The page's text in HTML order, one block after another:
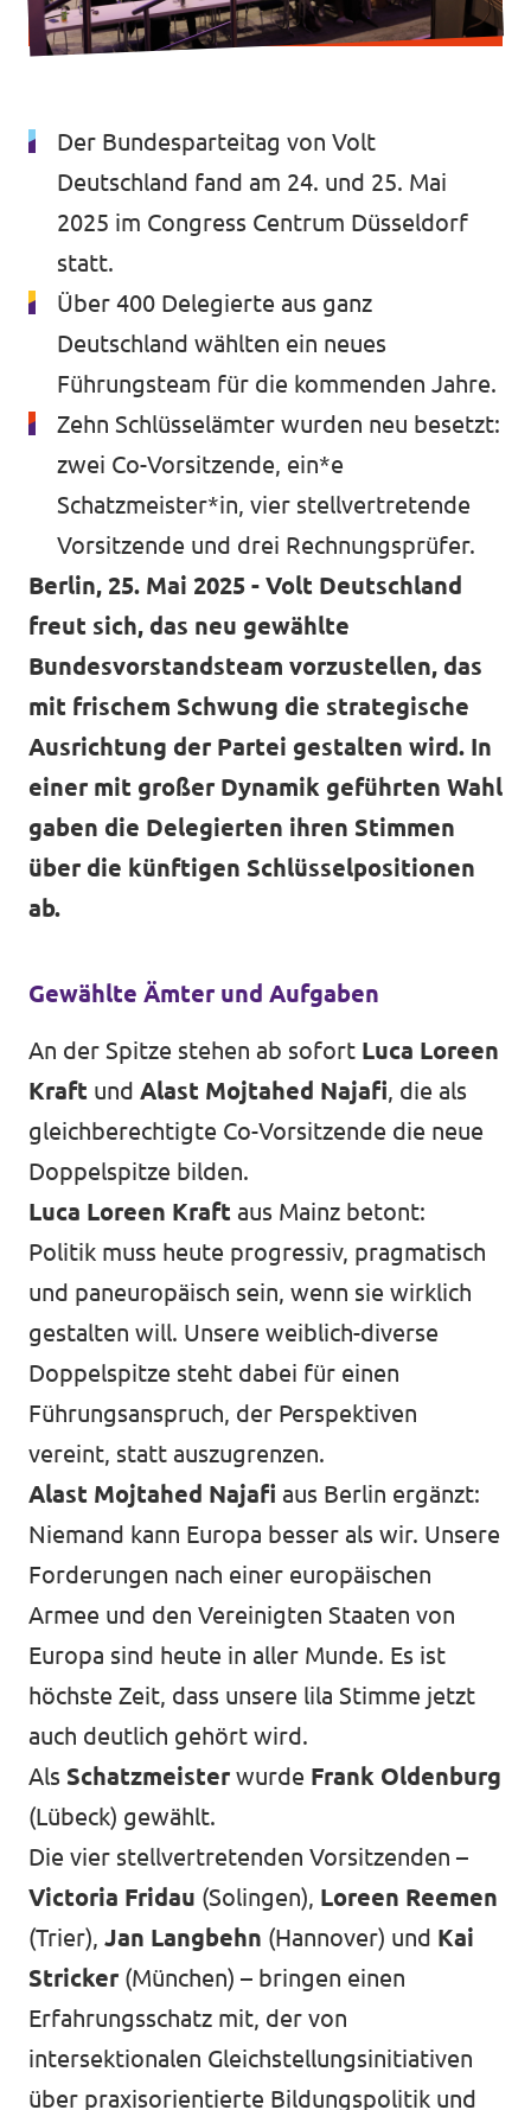
Volt vor Ort in Hessen
Transparenz
Datenschutz
Impressum
Kontakt
Der Bundesparteitag von Volt
Deutschland fand am 24. und 25. Mai
2025 im Congress Centrum Düsseldorf
statt.
Über 400 Delegierte aus ganz
Deutschland wählten ein neues
Führungsteam für die kommenden Jahre.
Zehn Schlüsselämter wurden neu besetzt:
zwei Co-Vorsitzende, ein*e
Schatzmeister*in, vier stellvertretende
Vorsitzende und drei Rechnungsprüfer.
Berlin, 25. Mai 2025 - Volt Deutschland
freut sich, das neu gewählte
Bundesvorstandsteam vorzustellen, das
mit frischem Schwung die strategische
Ausrichtung der Partei gestalten wird. In
einer mit großer Dynamik geführten Wahl
gaben die Delegierten ihren Stimmen
über die künftigen Schlüsselpositionen
ab.
Gewählte Ämter und Aufgaben
An der Spitze stehen ab sofort Luca Loreen
Kraft und Alast Mojtahed Najafi, die als
gleichberechtigte Co-Vorsitzende die neue
Doppelspitze bilden.
Luca Loreen Kraft aus Mainz betont:
Politik muss heute progressiv, pragmatisch
und paneuropäisch sein, wenn sie wirklich
gestalten will. Unsere weiblich-diverse
Doppelspitze steht dabei für einen
Führungsanspruch, der Perspektiven
vereint, statt auszugrenzen.
Alast Mojtahed Najafi aus Berlin ergänzt:
Niemand kann Europa besser als wir. Unsere
Forderungen nach einer europäischen
Armee und den Vereinigten Staaten von
Europa sind heute in aller Munde. Es ist
höchste Zeit, dass unsere lila Stimme jetzt
auch deutlich gehört wird.
Als Schatzmeisterwurde Frank Oldenburg
(Lübeck) gewählt.
Die vier stellvertretenden Vorsitzenden –
Victoria Fridau (Solingen), Loreen Reemen
(Trier), Jan Langbehn (Hannover) und Kai
Stricker(München) – bringen einen
Erfahrungsschatz mit, der von
intersektionalen Gleichstellungsinitiativen
über praxisorientierte Bildungspolitik und